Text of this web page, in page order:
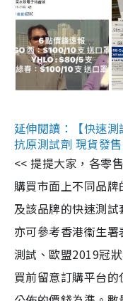
延伸閱讀：【快速
抗原測試劑 現貨發
<< 提提大家，各零
購買市面上不同品
及該品牌的快速測
亦可參考香港衞生
測試、歐盟2019冠
買前留意訂購平台